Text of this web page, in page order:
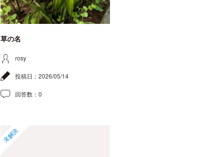
草の名
rosy
投稿日： 2026/05/14
回答数： 0
未解決